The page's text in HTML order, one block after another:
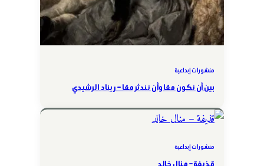
منشورات إبداعية
بين أن نكون معًا وأن نندثر معًا – ريناد الرشيدي
منشورات إبداعية